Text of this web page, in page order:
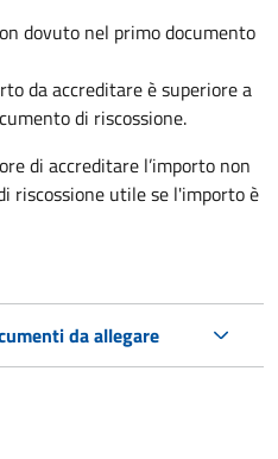
dovuto nel primo documento
da accreditare è superiore a
di riscossione.
di accreditare l’importo non
riscossione utile se l'importo è
da allegare